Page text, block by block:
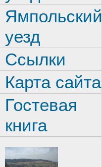
Ямпольский
уезд
Ссылки
Карта сайта
Гостевая
книга